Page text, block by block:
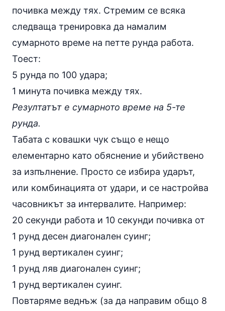
почивка между тях. Стремим се всяка
следваща тренировка да намалим
сумарното време на петте рунда работа.
Тоест:
5 рунда по 100 удара;
1 минута почивка между тях.
Резултатът е сумарното време на 5-те
рунда.
Табата с ковашки чук също е нещо
елементарно като обяснение и убийствено
за изпълнение. Просто се избира ударът,
или комбинацията от удари, и се настройва
часовникът за интервалите. Например:
20 секунди работа и 10 секунди почивка от
1 рунд десен диагонален суинг;
1 рунд вертикален суинг;
1 рунд ляв диагонален суинг;
1 рунд вертикален суинг.
Повтаряме веднъж (за да направим общо 8